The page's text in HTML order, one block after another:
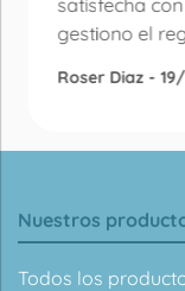
gestiono el
Roser Diaz -
Nuestros
Todos los